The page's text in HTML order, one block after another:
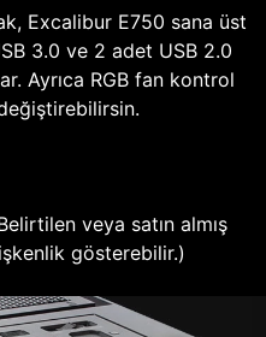
Excalibur E750 sana üst
3.0 ve 2 adet USB 2.0
Ayrıca RGB fan kontrol
veya satın almış
gösterebilir.)